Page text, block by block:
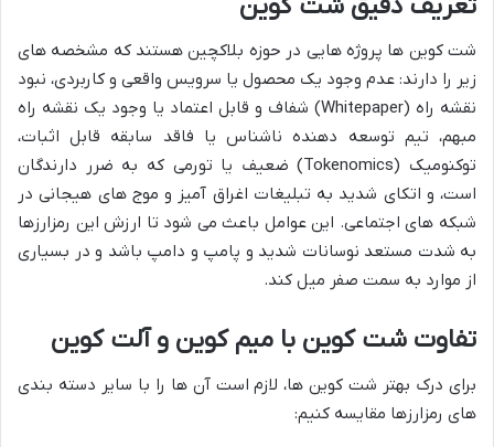
شت کوین ها پروژه هایی در حوزه بلاکچین هستند که مشخصه های
زیر را دارند: عدم وجود یک محصول یا سرویس واقعی و کاربردی، نبود
نقشه راه (Whitepaper) شفاف و قابل اعتماد یا وجود یک نقشه راه
مبهم، تیم توسعه دهنده ناشناس یا فاقد سابقه قابل اثبات،
توکنومیک (Tokenomics) ضعیف یا تورمی که به ضرر دارندگان
است، و اتکای شدید به تبلیغات اغراق آمیز و موج های هیجانی در
شبکه های اجتماعی. این عوامل باعث می شود تا ارزش این رمزارزها
به شدت مستعد نوسانات شدید و پامپ و دامپ باشد و در بسیاری
از موارد به سمت صفر میل کند.
تفاوت شت کوین با میم کوین و آلت کوین
برای درک بهتر شت کوین ها، لازم است آن ها را با سایر دسته بندی
های رمزارزها مقایسه کنیم: